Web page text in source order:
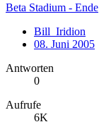
Beta Stadium - Ende
Bill_Iridion
08. Juni 2005
Antworten
0
Aufrufe
6K